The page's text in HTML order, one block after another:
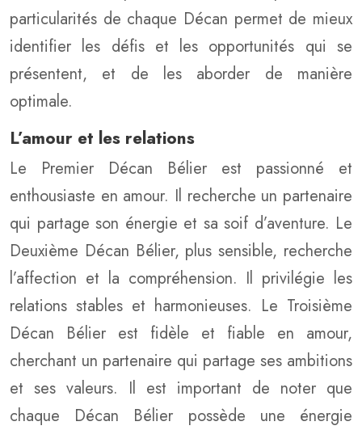
particularités de chaque Décan permet de mieux
identifier les défis et les opportunités qui se
présentent, et de les aborder de manière
optimale.
L’amour et les relations
Le Premier Décan Bélier est passionné et
enthousiaste en amour. Il recherche un partenaire
qui partage son énergie et sa soif d’aventure. Le
Deuxième Décan Bélier, plus sensible, recherche
l’affection et la compréhension. Il privilégie les
relations stables et harmonieuses. Le Troisième
Décan Bélier est fidèle et fiable en amour,
cherchant un partenaire qui partage ses ambitions
et ses valeurs. Il est important de noter que
chaque Décan Bélier possède une énergie